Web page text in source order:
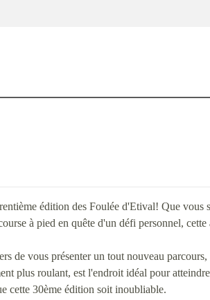
édition des Foulée d'Etival! Que
à pied en quête d'un défi personnel,
de vous présenter un tout nouveau
plus roulant, est l'endroit idéal pour
cette 30ème édition soit inoubliable.